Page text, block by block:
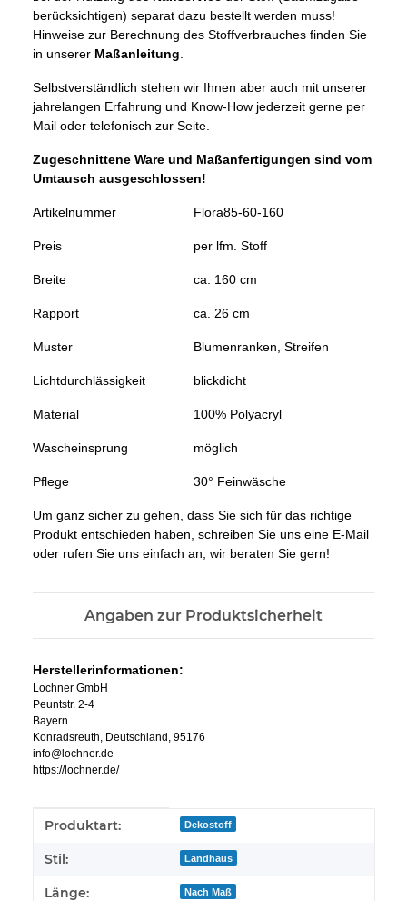
berücksichtigen) separat dazu bestellt werden muss!
Hinweise zur Berechnung des Stoffverbrauches finden Sie
in unserer Maßanleitung
Selbstverständlich stehen wir Ihnen aber auch mit unserer
jahrelangen Erfahrung und Know-How jederzeit gerne per
Mail oder telefonisch zur Seite.
Zugeschnittene Ware und Maßanfertigungen sind vom
Umtausch ausgeschlossen!
Artikelnummer Flora85-60-160
Preis per lfm. Stoff
Breite ca. 160 cm
Rapport ca. 26 cm
Muster Blumenranken, Streifen
Lichtdurchlässigkeit blickdicht
Material 100% Polyacryl
Wascheinsprung möglich
Pflege 30° Feinwäsche
Um ganz sicher zu gehen, dass Sie sich für das richtige
Produkt entschieden haben, schreiben Sie uns eine E-Mail
oder rufen Sie uns einfach an, wir beraten Sie gern!
Angaben zur Produktsicherheit
Herstellerinformationen:
Lochner GmbH
Peuntstr. 2-4
Bayern
Konradsreuth, Deutschland, 95176
info@lochner.de
https://lochner.de/
Produkteigenschaft
Wert
Produktart: Dekostoff
Stil: Landhaus
Länge: Nach Maß